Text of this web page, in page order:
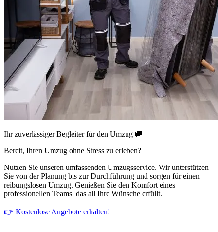
Ihr zuverlässiger Begleiter für den Umzug 🚚
Bereit, Ihren Umzug ohne Stress zu erleben?
Nutzen Sie unseren umfassenden Umzugsservice. Wir unterstützen
Sie von der Planung bis zur Durchführung und sorgen für einen
reibungslosen Umzug. Genießen Sie den Komfort eines
professionellen Teams, das all Ihre Wünsche erfüllt.
👉 Kostenlose Angebote erhalten!